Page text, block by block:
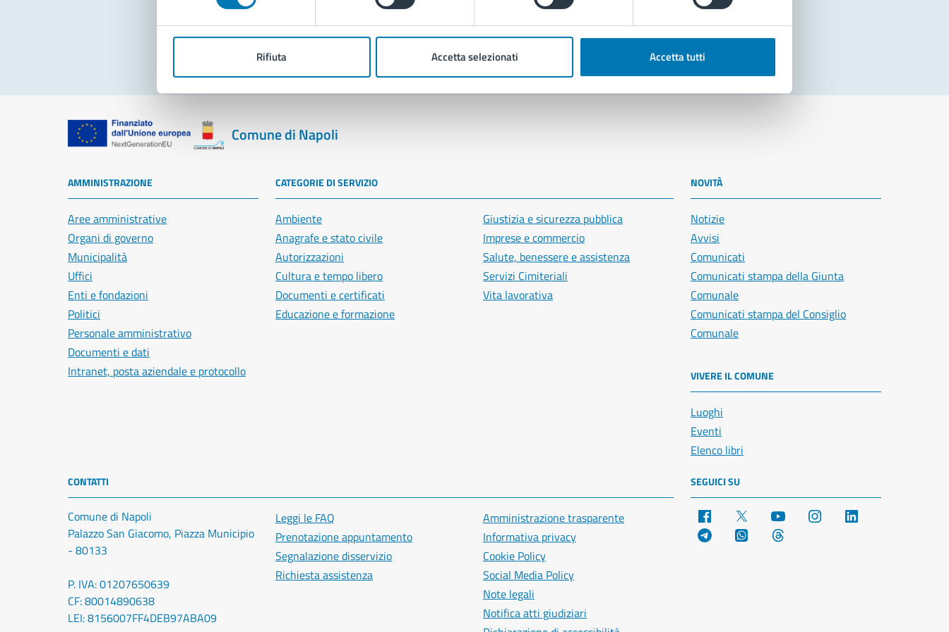
Rifiuta Accetta selezionati Accetta tutti
Segnala disservizio
Comune di Napoli
AMMINISTRAZIONE
Aree amministrative
Organi di governo
Municipalità
Uffici
Enti e fondazioni
Politici
Personale amministrativo
Documenti e dati
Intranet, posta aziendale e protocollo
CATEGORIE DI SERVIZIO
Ambiente
Anagrafe e stato civile
Autorizzazioni
Cultura e tempo libero
Documenti e certificati
Educazione e formazione
Giustizia e sicurezza pubblica
Imprese e commercio
Salute, benessere e assistenza
Servizi Cimiteriali
Vita lavorativa
NOVITÀ
Notizie
Avvisi
Comunicati
Comunicati stampa della Giunta
Comunale
Comunicati stampa del Consiglio
Comunale
VIVERE IL COMUNE
Luoghi
Eventi
Elenco libri
CONTATTI
Comune di Napoli
Palazzo San Giacomo, Piazza Municipio
- 80133
P. IVA: 01207650639
CF: 80014890638
LEI: 8156007FF4DEB97ABA09
Leggi le FAQ
Prenotazione appuntamento
Segnalazione disservizio
Richiesta assistenza
Amministrazione trasparente
Informativa privacy
Cookie Policy
Social Media Policy
Note legali
Notifica atti giudiziari
SEGUICI SU
Facebook YouTube Instagram
Telegram WhatsApp